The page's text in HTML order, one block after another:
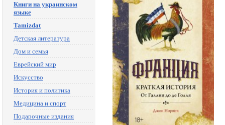
Книги на украинском
языке
Tamizdat
Детская литература
Дом и семья
Еврейский мир
Искусство
История и политика
Медицина и спорт
Подарочные издания